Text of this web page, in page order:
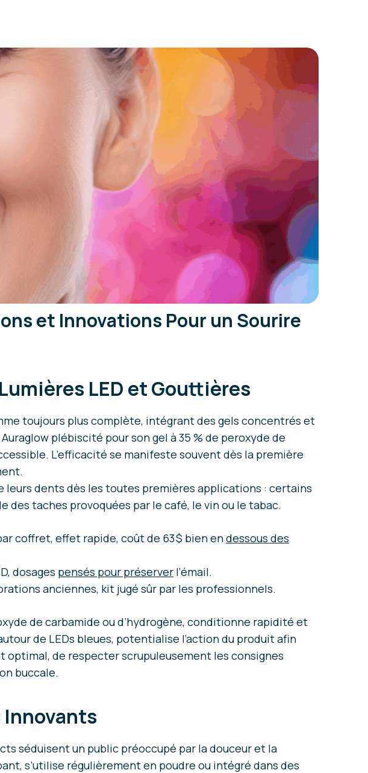
et Innovations Pour un Sourire
LED et Gouttières
toujours plus complète, intégrant des gels concentrés et
plébiscité pour son gel à 35 % de peroxyde de
L’efficacité se manifeste souvent dès la première
leurs dents dès les toutes premières applications : certains
taches provoquées par le café, le vin ou le tabac.
coffret, effet rapide, coût de 63 $ bien endessous des
dosages pensés pour préserver l’émail.
anciennes, kit jugé sûr par les professionnels.
de carbamide ou d’hydrogène, conditionne rapidité et
de LEDs bleues, potentialise l’action du produit afin
optimal, de respecter scrupuleusement les consignes
buccale.
séduisent un public préoccupé par la douceur et la
s’utilise régulièrement en poudre ou intégré dans des